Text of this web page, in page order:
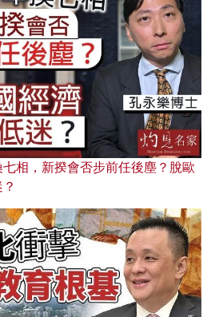
相，新揆會否步前任後塵？脫歐